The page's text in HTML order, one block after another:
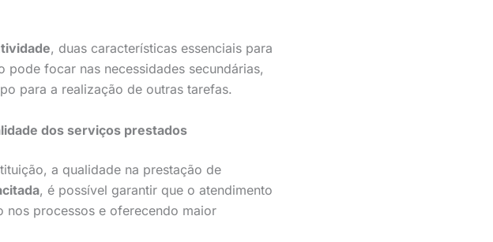
, duas características essenciais para
focar nas necessidades secundárias,
para a realização de outras tarefas.
dos serviços prestados
a qualidade na prestação de
, é possível garantir que o atendimento
nos processos e oferecendo maior